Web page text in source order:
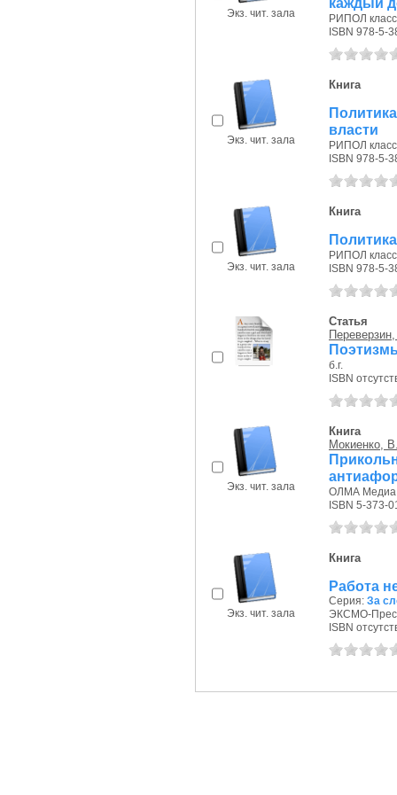
Экз. чит. зала
РИПОЛ
ISBN 978-5-
Экз. чит. зала
Книга
власти
РИПОЛ
ISBN 978-5-
Экз. чит. зала
Книга
РИПОЛ
ISBN 978-5-
Статья
б.г.
ISBN
Экз. чит. зала
Книга
Мокиенко,
ОЛМА Медиа
ISBN 5-373-
Экз. чит. зала
Книга
Работа
Серия: За
ЭКСМО-
ISBN